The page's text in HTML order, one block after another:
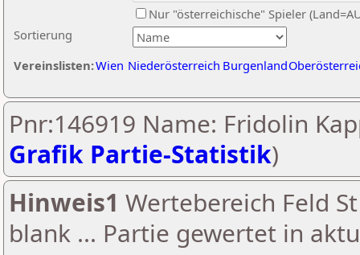
Sortierung
Nur "österreichische" Spieler
Vereinslisten:Wien Niederösterreich Burgenland
Pnr:146919 Name: Fridolin
Grafik Partie-Statistik)
Hinweis1 Wertebereich Feld
blank ... Partie gewertet in